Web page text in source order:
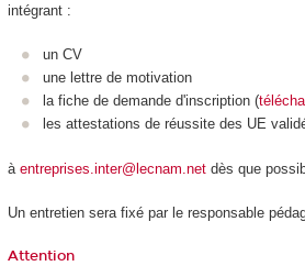
intégrant :
un CV
une lettre de motivation
la fiche de demande d'inscription (
les attestations de réussite des UE
à entreprises.inter@lecnam.netdès que
Un entretien sera fixé par le responsable
Attention